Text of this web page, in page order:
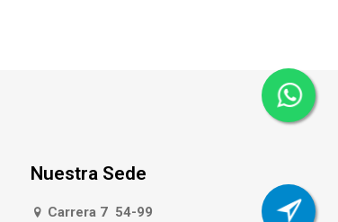
Nuestra Sede
Carrera 7 54-99